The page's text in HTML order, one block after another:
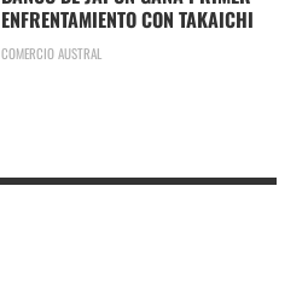
ENFRENTAMIENTO CON TAKAICHI
COMERCIO AUSTRAL